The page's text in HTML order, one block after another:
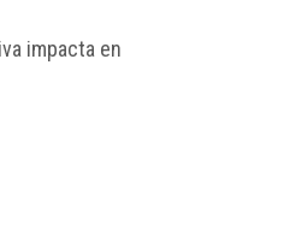
impacta en